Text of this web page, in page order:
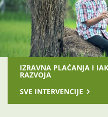
IZRAVNA PLAĆANJA I
RAZVOJA
SVE INTERVENCIJE